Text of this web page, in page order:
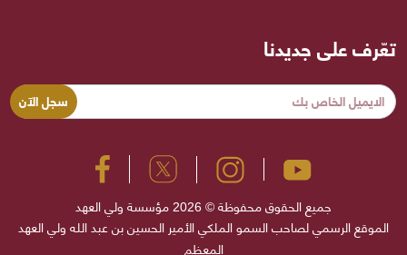
تعّرف على جديدنا
جميع الحقوق محفوظة © 2026 مؤسسة ولي العهد
الموقع الرسمي لصاحب السمو الملكي الأمير الحسين بن عبد الله ولي العهد
المعظم